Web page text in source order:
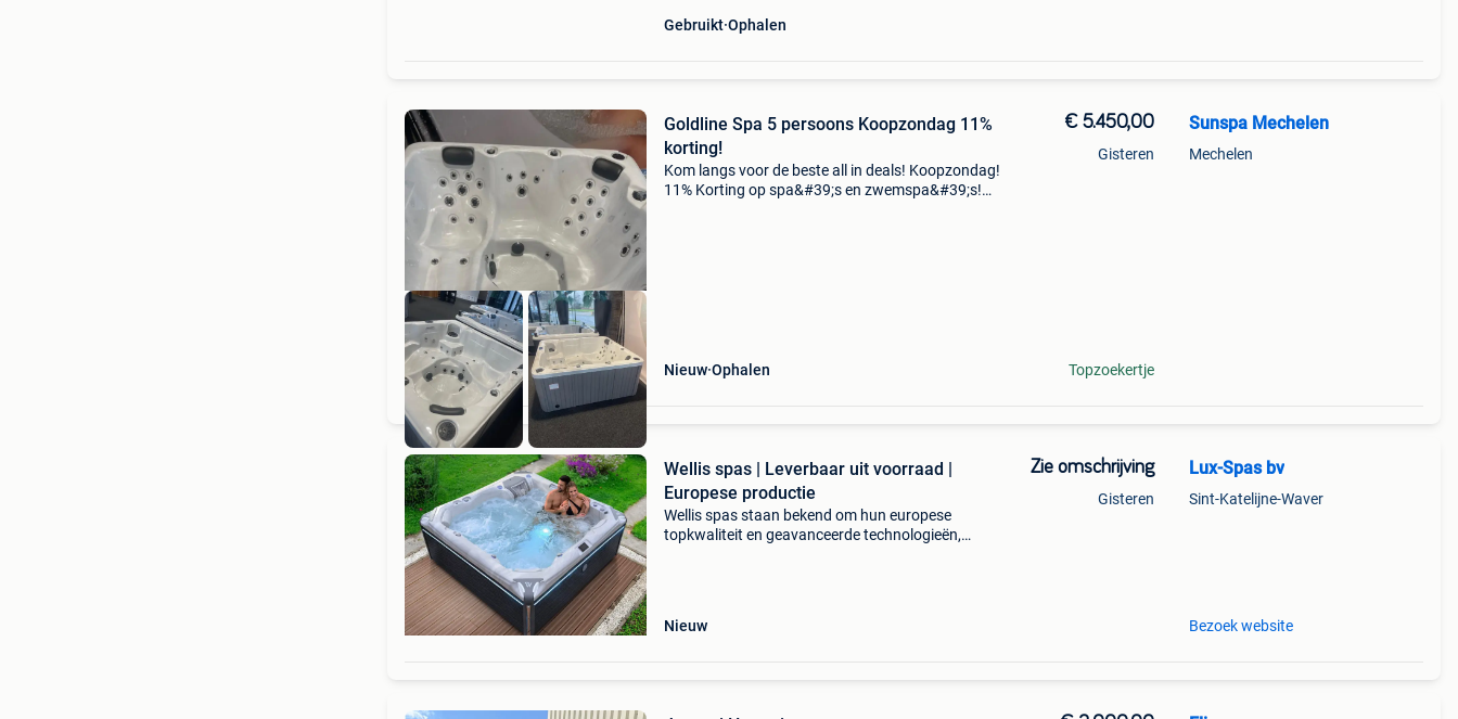
Gebruikt Ophalen
Goldline Spa 5 persoons Koopzondag 11%
korting!
Kom langs voor de beste all in deals! Koopzondag!
11% Korting op spa&#39;s en zwemspa&#39;s!
Nieuw Ophalen
€ 5.450,00
Gisteren
Topzoekertje
Sunspa Mechelen
Mechelen
Wellis spas | Leverbaar uit voorraad |
Europese productie
Wellis spas staan bekend om hun europese
topkwaliteit en geavanceerde technologieën,
Nieuw
Zie omschrijving
Gisteren
Lux-Spas bv
Sint-Katelijne-Waver
Bezoek website